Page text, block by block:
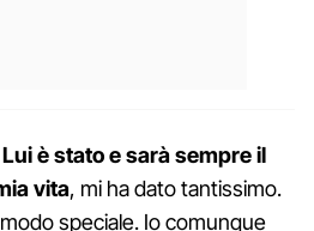
Lui è stato e sarà sempre il
vita, mi ha dato tantissimo.
speciale. Io comunque